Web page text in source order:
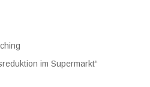
im Supermarkt“